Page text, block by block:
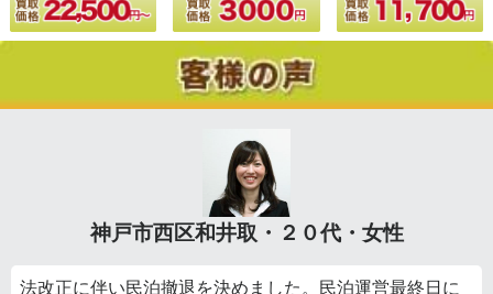
神戸市西区和井取・２０代・女性
法改正に伴い民泊撤退を決めました。民泊運営最終日に